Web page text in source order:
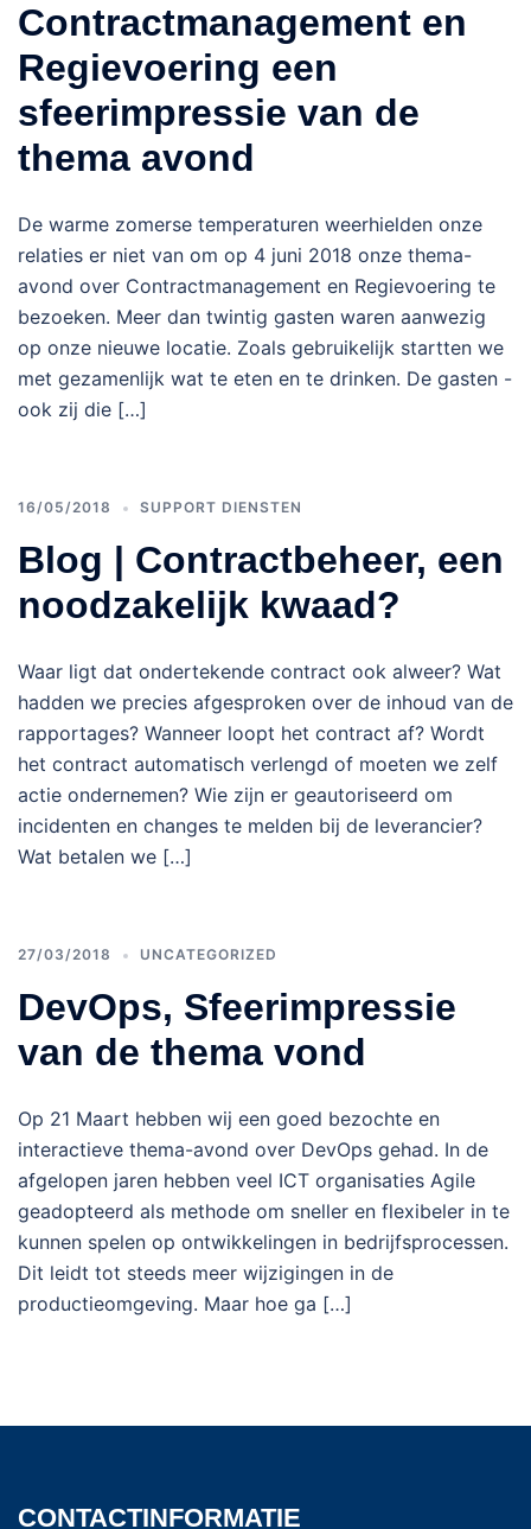
Contractmanagement en
Regievoering een
sfeerimpressie van de
thema avond
De warme zomerse temperaturen weerhielden onze
relaties er niet van om op 4 juni 2018 onze thema-
avond over Contractmanagement en Regievoering te
bezoeken. Meer dan twintig gasten waren aanwezig
op onze nieuwe locatie. Zoals gebruikelijk startten we
met gezamenlijk wat te eten en te drinken. De gasten -
ook zij die […]
16/05/2018 SUPPORT DIENSTEN
Blog | Contractbeheer, een
noodzakelijk kwaad?
Waar ligt dat ondertekende contract ook alweer? Wat
hadden we precies afgesproken over de inhoud van de
rapportages? Wanneer loopt het contract af? Wordt
het contract automatisch verlengd of moeten we zelf
actie ondernemen? Wie zijn er geautoriseerd om
incidenten en changes te melden bij de leverancier?
Wat betalen we […]
27/03/2018 UNCATEGORIZED
DevOps, Sfeerimpressie
van de thema vond
Op 21 Maart hebben wij een goed bezochte en
interactieve thema-avond over DevOps gehad. In de
afgelopen jaren hebben veel ICT organisaties Agile
geadopteerd als methode om sneller en flexibeler in te
kunnen spelen op ontwikkelingen in bedrijfsprocessen.
Dit leidt tot steeds meer wijzigingen in de
productieomgeving. Maar hoe ga […]
CONTACTINFORMATIE